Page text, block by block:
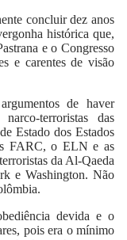
concluir dez anos
histórica que,
e o Congresso
e carentes de visão
de haver
terroristas das
Estado dos Estados
FARC, o ELN e as
da Al-Qaeda
e Washington. Não
devida e o
pois era o mínimo